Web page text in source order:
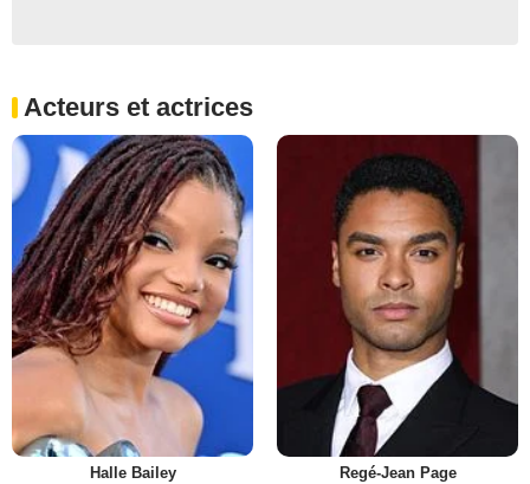
Acteurs et actrices
Halle Bailey Regé-Jean Page